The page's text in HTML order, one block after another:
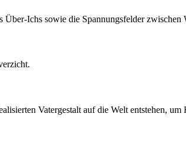
Ichs sowie die Spannungsfelder zwischen
Vatergestalt auf die Welt entstehen,